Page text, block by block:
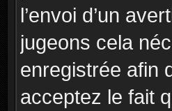
l’envoi d’un
jugeons cela
enregistrée afin
acceptez le fait